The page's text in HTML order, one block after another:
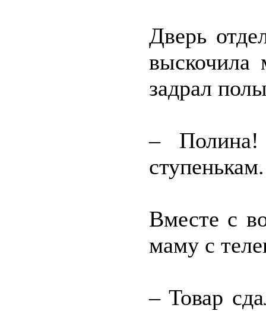
Дверь
выскочила
задрал
–
Вместе с
маму с
– Товар